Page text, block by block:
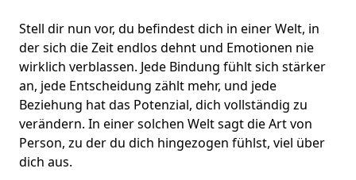
Stell dir nun vor, du befindest dich in einer Welt, in
der sich die Zeit endlos dehnt und Emotionen nie
wirklich verblassen. Jede Bindung fühlt sich stärker
an, jede Entscheidung zählt mehr, und jede
Beziehung hat das Potenzial, dich vollständig zu
verändern. In einer solchen Welt sagt die Art von
Person, zu der du dich hingezogen fühlst, viel über
dich aus.